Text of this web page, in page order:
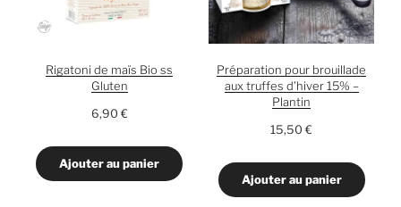
Rigatoni de maïs Bio ss
Gluten
6,90 €
Ajouter au panier
Préparation pour brouillade
aux truffes d’hiver 15% –
Plantin
15,50€
Ajouter au panier